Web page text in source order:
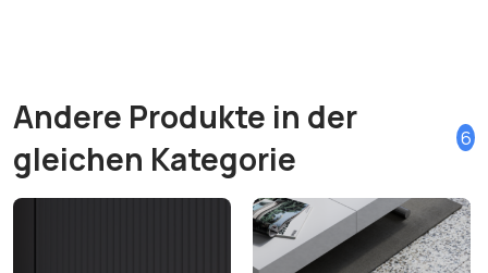
Andere Produkte in der
gleichen Kategorie
6